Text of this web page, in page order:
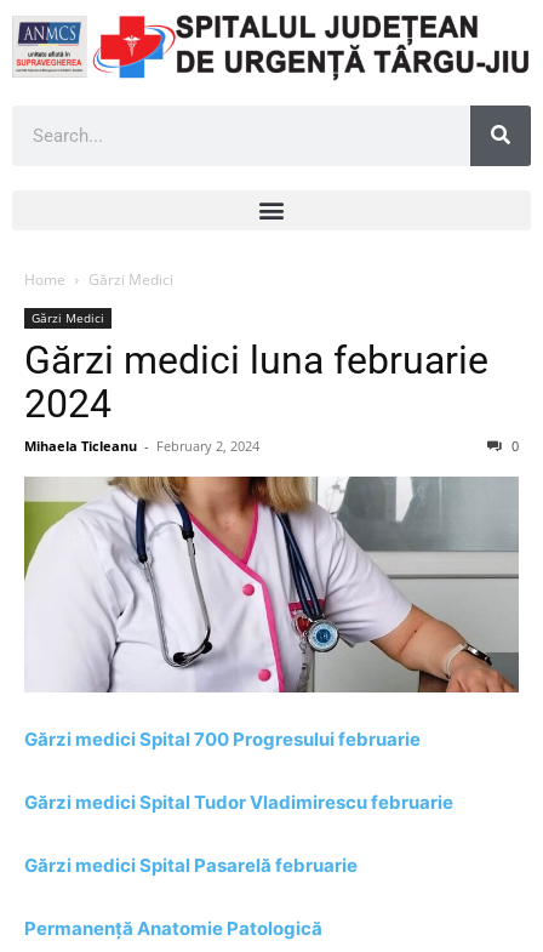
Home Gărzi Medici
Gărzi Medici
Gărzi medici luna februarie
2024
Mihaela Ticleanu - February 2, 2024 0
Gărzi medici Spital 700 Progresului februarie
Gărzi medici Spital Tudor Vladimirescu februarie
Gărzi medici Spital Pasarelă februarie
Permanență Anatomie Patologică